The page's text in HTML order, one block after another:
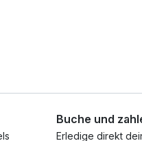
Buche und
Erledige direkt